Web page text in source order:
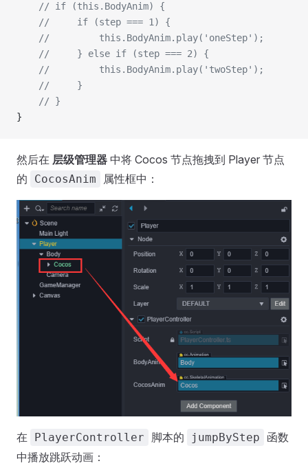
    // if (this.BodyAnim) {
    //     if (step === 1) {
    //         this.BodyAnim.play('oneStep');
    //     } else if (step === 2) {
    //         this.BodyAnim.play('twoStep');
    //     }
    // }
}
然后在 层级管理器 中将 Cocos 节点拖拽到 Player 节点
的
CocosAnim 属性框中：
在 PlayerController 脚本的 jumpByStep
函数
中播放跳跃动画：